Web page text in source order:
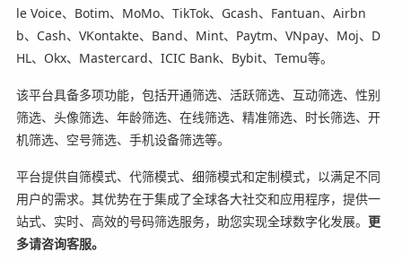
le Voice、Botim、MoMo、TikTok、Gcash、Fantuan、Airbn
b、Cash、VKontakte、Band、Mint、Paytm、VNpay、Moj、D
HL、Okx、Mastercard、ICIC Bank、Bybit、Temu等。
该平台具备多项功能，包括开通筛选、活跃筛选、互动筛选、性别
筛选、头像筛选、年龄筛选、在线筛选、精准筛选、时长筛选、开
机筛选、空号筛选、手机设备筛选等。
平台提供自筛模式、代筛模式、细筛模式和定制模式，以满足不同
用户的需求。其优势在于集成了全球各大社交和应用程序，提供一
站式、实时、高效的号码筛选服务，助您实现全球数字化发展。 更
多请咨询客服。